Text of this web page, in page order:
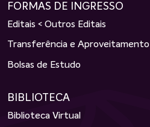
FORMAS DE INGRESSO
Editais < Outros Editais
Transferência e Aproveitamento
Bolsas de Estudo
BIBLIOTECA
Biblioteca Virtual